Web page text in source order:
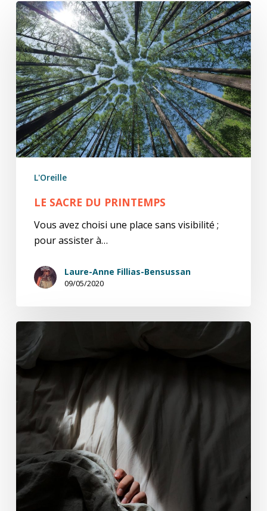
Le
Sacre
du
printemps
L'Oreille
LE SACRE DU PRINTEMPS
Vous avez choisi une place sans visibilité ;
pour assister à…
Laure-Anne Fillias-Bensussan
09/05/2020
Sleep
Max
Richter